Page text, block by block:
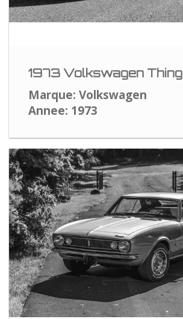
1973 Volkswagen Thing
Marque: Volkswagen
Annee: 1973